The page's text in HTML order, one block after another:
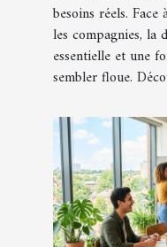
besoins réels.
les compagnies,
essentielle et une
sembler floue.